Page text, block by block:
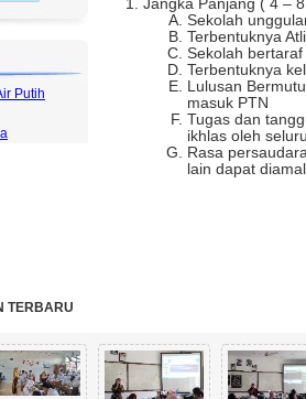
Putih
Jangka Panjang ( 4 –
Sekolah
Terbentuknya
Sekolah
Terbentuknya
Lulusan
masuk PTN
Tugas dan
ikhlas oleh
Rasa
lain dapat
TERBARU